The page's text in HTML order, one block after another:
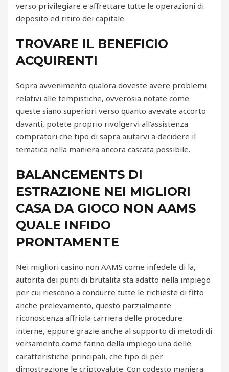
verso privilegiare e affrettare tutte le operazioni di
deposito ed ritiro dei capitale.
TROVARE IL BENEFICIO
ACQUIRENTI
Sopra avvenimento qualora doveste avere problemi
relativi alle tempistiche, ovverosia notate come
queste siano superiori verso quanto avevate accorto
davanti, potete proprio rivolgervi all’assistenza
compratori che tipo di sapra aiutarvi a decidere il
tematica nella maniera ancora cascata possibile.
BALANCEMENTS DI
ESTRAZIONE NEI MIGLIORI
CASA DA GIOCO NON AAMS
QUALE INFIDO
PRONTAMENTE
Nei migliori casino non AAMS come infedele di la,
autorita dei punti di brutalita sta adatto nella impiego
per cui riescono a condurre tutte le richieste di fitto
anche prelevamento, questo parzialmente
riconoscenza affriola carriera delle procedure
interne, eppure grazie anche al supporto di metodi di
versamento come fanno della impiego una delle
caratteristiche principali, che tipo di per
dimostrazione le criptovalute. Con codesto maniera